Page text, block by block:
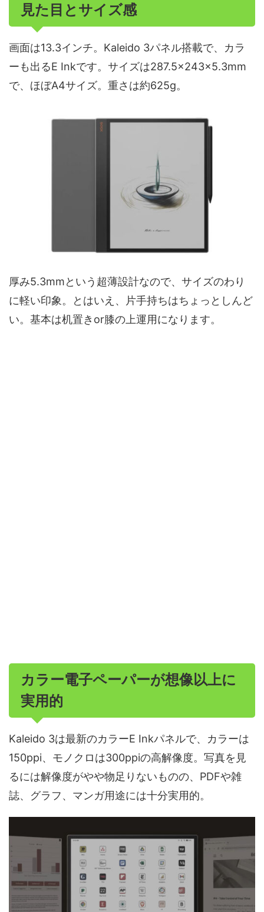
見た目とサイズ感
画面は13.3インチ。Kaleido 3パネル搭載で、カラ
ーも出るE Inkです。サイズは287.5×243×5.3mm
で、ほぼA4サイズ。重さは約625g。
厚み5.3mmという超薄設計なので、サイズのわり
に軽い印象。とはいえ、片手持ちはちょっとしんど
い。基本は机置きor膝の上運用になります。
カラー電子ペーパーが想像以上に
実用的
Kaleido 3は最新のカラーE Inkパネルで、カラーは
150ppi、モノクロは300ppiの高解像度。写真を見
るには解像度がやや物足りないものの、PDFや雑
誌、グラフ、マンガ用途には十分実用的。